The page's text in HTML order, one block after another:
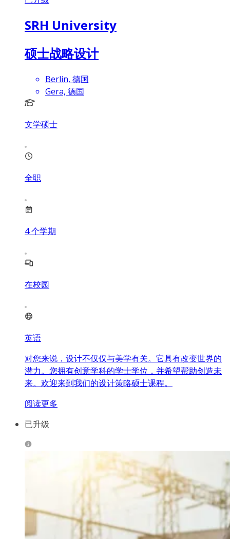
SRH University
硕士战略设计
Berlin, 德国
Gera, 德国
文学硕士
全职
4个学期
在校园
英语
对您来说，设计不仅仅与美学有关。它具有改变世界的
潜力。您拥有创意学科的学士学位，并希望帮助创造未
来。欢迎来到我们的设计策略硕士课程。
阅读更多
已升级